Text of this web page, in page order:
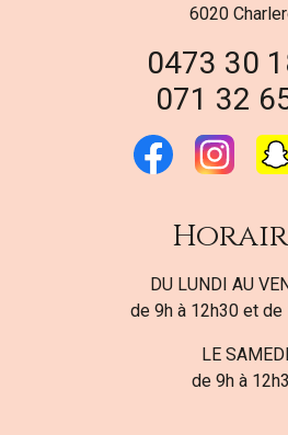
6020
0473 30
071 32
DU LUNDI AU
de 9h à 12h30 et de
LE SAMEDI
de 9h à